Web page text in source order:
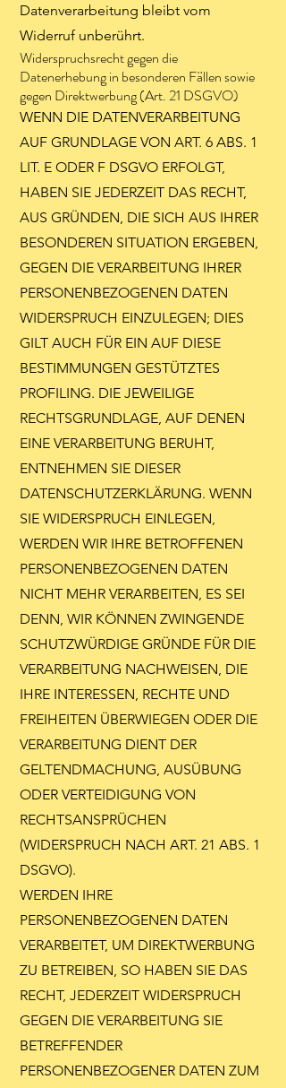
Datenverarbeitung bleibt vom
Widerruf unberührt.
Widerspruchsrecht gegen die
Datenerhebung in besonderen Fällen sowie
gegen Direktwerbung (Art. 21 DSGVO)
WENN DIE DATENVERARBEITUNG
AUF GRUNDLAGE VON ART. 6 ABS. 1
LIT. E ODER F DSGVO ERFOLGT,
HABEN SIE JEDERZEIT DAS RECHT,
AUS GRÜNDEN, DIE SICH AUS IHRER
BESONDEREN SITUATION ERGEBEN,
GEGEN DIE VERARBEITUNG IHRER
PERSONENBEZOGENEN DATEN
WIDERSPRUCH EINZULEGEN; DIES
GILT AUCH FÜR EIN AUF DIESE
BESTIMMUNGEN GESTÜTZTES
PROFILING. DIE JEWEILIGE
RECHTSGRUNDLAGE, AUF DENEN
EINE VERARBEITUNG BERUHT,
ENTNEHMEN SIE DIESER
DATENSCHUTZERKLÄRUNG. WENN
SIE WIDERSPRUCH EINLEGEN,
WERDEN WIR IHRE BETROFFENEN
PERSONENBEZOGENEN DATEN
NICHT MEHR VERARBEITEN, ES SEI
DENN, WIR KÖNNEN ZWINGENDE
SCHUTZWÜRDIGE GRÜNDE FÜR DIE
VERARBEITUNG NACHWEISEN, DIE
IHRE INTERESSEN, RECHTE UND
FREIHEITEN ÜBERWIEGEN ODER DIE
VERARBEITUNG DIENT DER
GELTENDMACHUNG, AUSÜBUNG
ODER VERTEIDIGUNG VON
RECHTSANSPRÜCHEN
(WIDERSPRUCH NACH ART. 21 ABS. 1
DSGVO).
WERDEN IHRE
PERSONENBEZOGENEN DATEN
VERARBEITET, UM DIREKTWERBUNG
ZU BETREIBEN, SO HABEN SIE DAS
RECHT, JEDERZEIT WIDERSPRUCH
GEGEN DIE VERARBEITUNG SIE
BETREFFENDER
PERSONENBEZOGENER DATEN ZUM